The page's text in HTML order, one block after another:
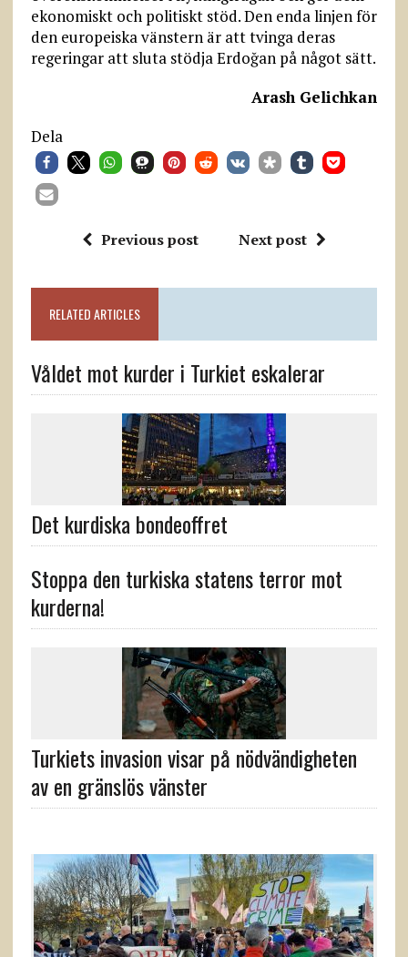
ekonomiskt och politiskt stöd. Den enda linjen för
den europeiska vänstern är att tvinga deras
regeringar att sluta stödja Erdoğan på något sätt.
Arash Gelichkan
Dela
Previous post Next post
RELATED ARTICLES
Våldet mot kurder i Turkiet eskalerar
Det kurdiska bondeoffret
Stoppa den turkiska statens terror mot
kurderna!
Turkiets invasion visar på nödvändigheten
av en gränslös vänster